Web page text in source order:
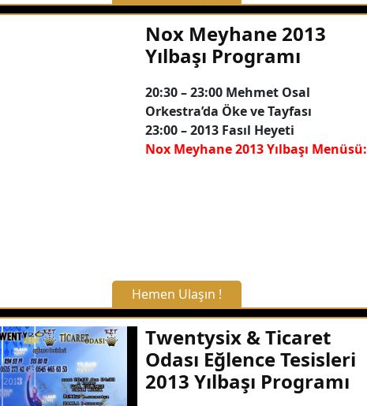
X Kapat
Nox Meyhane 2013
Yılbaşı Programı
20:30 – 23:00 Mehmet Osal
Orkestra’da Öke ve Tayfası
23:00 – 2013 Fasıl Heyeti
Nox Meyhane 2013 Yılbaşı Menüsü:
Hemen Ulaşın !
X Kapat
WhatsApp ile Bilgi Alın
Twentysix & Ticaret
Odası Eğlence Tesisleri
2013 Yılbaşı Programı